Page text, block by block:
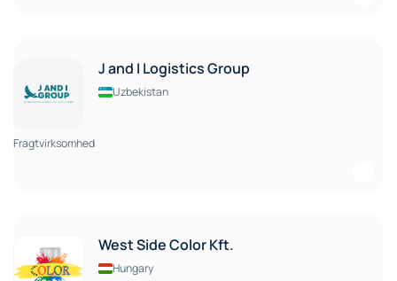
J and I Logistics Group
Uzbekistan
Fragtvirksomhed
West Side Color Kft.
Hungary